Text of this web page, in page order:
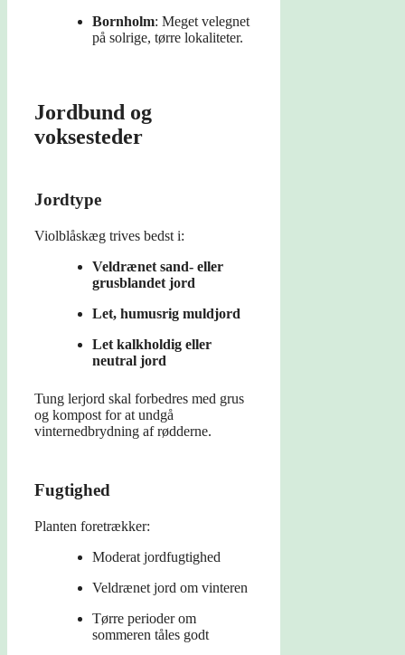
Bornholm: Meget velegnet
på solrige, tørre lokaliteter.
Jordbund og
voksesteder
Jordtype
Violblåskæg trives bedst i:
Veldrænet sand- eller
grusblandet jord
Let, humusrig muldjord
Let kalkholdig eller
neutral jord
Tung lerjord skal forbedres med grus
og kompost for at undgå
vinternedbrydning af rødderne.
Fugtighed
Planten foretrækker:
Moderat jordfugtighed
Veldrænet jord om vinteren
Tørre perioder om
sommeren tåles godt